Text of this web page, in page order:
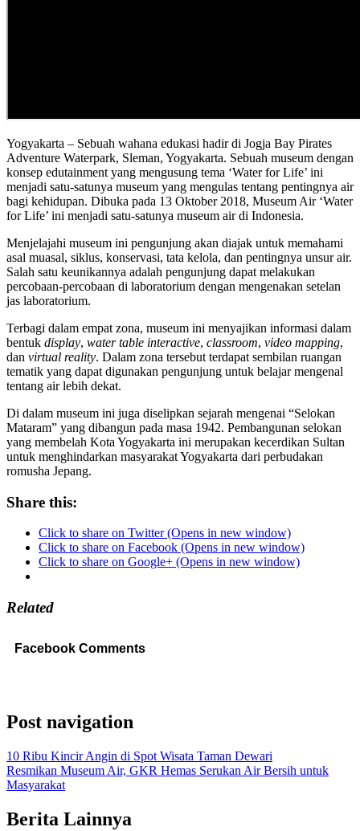
Yogyakarta – Sebuah wahana edukasi hadir di Jogja Bay Pirates
Adventure Waterpark, Sleman, Yogyakarta. Sebuah museum dengan
konsep edutainment yang mengusung tema ‘Water for Life’ ini
menjadi satu-satunya museum yang mengulas tentang pentingnya air
bagi kehidupan. Dibuka pada 13 Oktober 2018, Museum Air ‘Water
for Life’ ini menjadi satu-satunya museum air di Indonesia.
Menjelajahi museum ini pengunjung akan diajak untuk memahami
asal muasal, siklus, konservasi, tata kelola, dan pentingnya unsur air.
Salah satu keunikannya adalah pengunjung dapat melakukan
percobaan-percobaan di laboratorium dengan mengenakan setelan
jas laboratorium.
Terbagi dalam empat zona, museum ini menyajikan informasi dalam
bentuk display, water table interactive, classroom, video mapping,
dan virtual reality. Dalam zona tersebut terdapat sembilan ruangan
tematik yang dapat digunakan pengunjung untuk belajar mengenal
tentang air lebih dekat.
Di dalam museum ini juga diselipkan sejarah mengenai “Selokan
Mataram” yang dibangun pada masa 1942. Pembangunan selokan
yang membelah Kota Yogyakarta ini merupakan kecerdikan Sultan
untuk menghindarkan masyarakat Yogyakarta dari perbudakan
romusha Jepang.
Share this:
Click to share on Twitter (Opens in new window)
Click to share on Facebook (Opens in new window)
Click to share on Google+ (Opens in new window)
Related
Facebook Comments
Post navigation
10 Ribu Kincir Angin di Spot Wisata Taman Dewari
Resmikan Museum Air, GKR Hemas Serukan Air Bersih untuk
Masyarakat
Berita Lainnya